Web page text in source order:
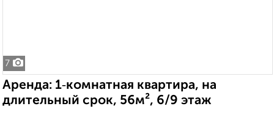
7
Аренда: 1‑комнатная квартира, на
длительный срок, 56м², 6/9 этаж